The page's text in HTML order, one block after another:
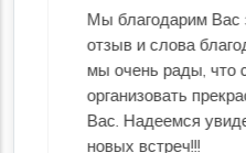
Вас за оставленный
благодарности. Также
что смогли
прекрасный отдых для
увидеть Вас снова. До